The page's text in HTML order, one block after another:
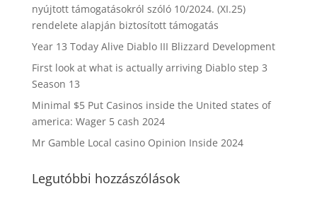
nyújtott támogatásokról szóló 10/2024. (XI.25)
rendelete alapján biztosított támogatás
Year 13 Today Alive Diablo III Blizzard Development
First look at what is actually arriving Diablo step 3
Season 13
Minimal $5 Put Casinos inside the United states of
america: Wager 5 cash 2024
Mr Gamble Local casino Opinion Inside 2024
Legutóbbi hozzászólások